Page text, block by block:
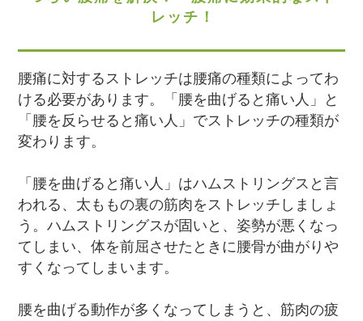
レッチ！
腰痛に対するストレッチは腰痛の種類によってわ
ける必要があります。「腰を曲げると痛い人」と
「腰を反らせると痛い人」でストレッチの種類が
変わります。
「腰を曲げると痛い人」はハムストリングスと言
われる、太ももの裏の筋肉をストレッチしましょ
う。ハムストリングスが固いと、姿勢が悪くなっ
てしまい、体を前屈させたときに腰骨が曲がりや
すくなってしまいます。
腰を曲げる動作が多くなってしまうと、筋肉の疲